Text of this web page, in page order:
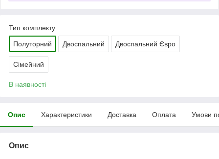
Тип комплекту
Полуторний Двоспальний Двоспальний Євро
Сімейний
В наявності
Опис Характеристики Доставка Оплата Умови
Опис